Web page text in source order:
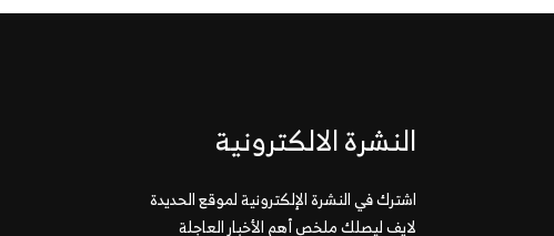
النشرة الالكترونية
اشترك في النشرة الإلكترونية لموقع الحديدة
لايف ليصلك ملخص أهم الأخبار العاجلة